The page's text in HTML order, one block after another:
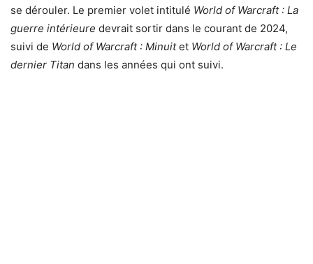
se dérouler. Le premier volet intitulé World of Warcraft : La
guerre intérieure devrait sortir dans le courant de 2024,
suivi de World of Warcraft : Minuitet World of Warcraft : Le
dernier Titan dans les années qui ont suivi.